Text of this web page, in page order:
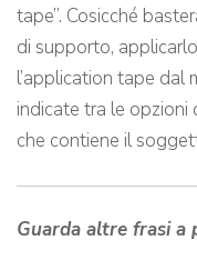
tape”. Cosicché
di supporto,
l’application tape dal
indicate tra le opzioni
che contiene il
Guarda altre frasi a